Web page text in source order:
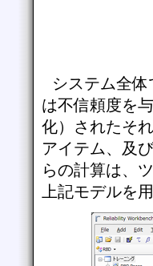
システム全
は不信頼度を
化）されたそ
アイテム、及
らの計算は、
上記モデルを